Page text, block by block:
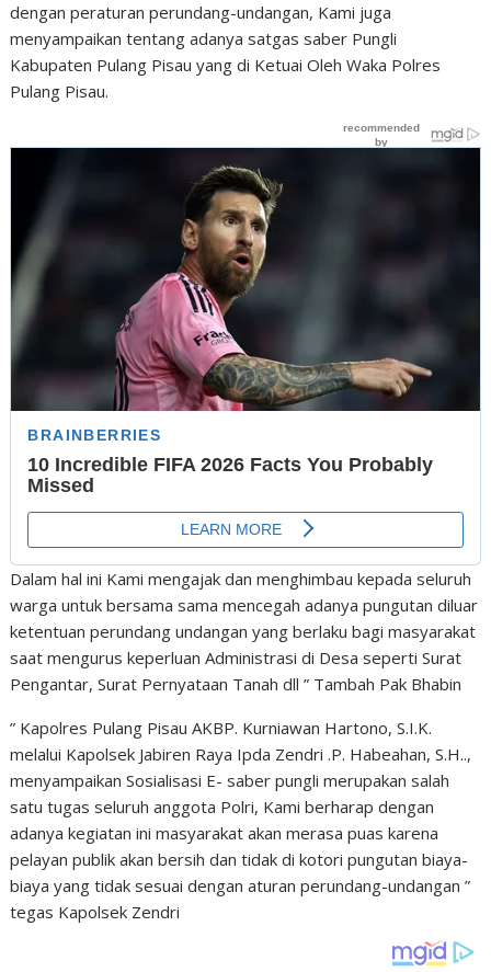
dengan peraturan perundang-undangan, Kami juga
menyampaikan tentang adanya satgas saber Pungli
Kabupaten Pulang Pisau yang di Ketuai Oleh Waka Polres
Pulang Pisau.
Dalam hal ini Kami mengajak dan menghimbau kepada seluruh
warga untuk bersama sama mencegah adanya pungutan diluar
ketentuan perundang undangan yang berlaku bagi masyarakat
saat mengurus keperluan Administrasi di Desa seperti Surat
Pengantar, Surat Pernyataan Tanah dll ” Tambah Pak Bhabin
” Kapolres Pulang Pisau AKBP. Kurniawan Hartono, S.I.K.
melalui Kapolsek Jabiren Raya Ipda Zendri .P. Habeahan, S.H..,
menyampaikan Sosialisasi E- saber pungli merupakan salah
satu tugas seluruh anggota Polri, Kami berharap dengan
adanya kegiatan ini masyarakat akan merasa puas karena
pelayan publik akan bersih dan tidak di kotori pungutan biaya-
biaya yang tidak sesuai dengan aturan perundang-undangan ”
tegas Kapolsek Zendri